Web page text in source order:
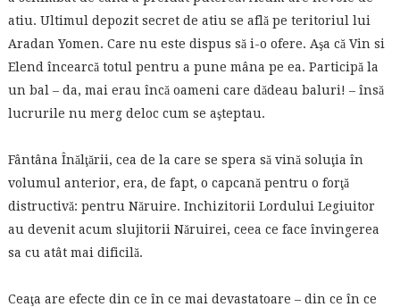
atiu. Ultimul depozit secret de atiu se află pe teritoriul lui
Aradan Yomen. Care nu este dispus să i-o ofere. Aşa că Vin si
Elend încearcă totul pentru a pune mâna pe ea. Participă la
un bal – da, mai erau încă oameni care dădeau baluri! – însă
lucrurile nu merg deloc cum se aşteptau.
Fântâna Înălţării, cea de la care se spera să vină soluţia în
volumul anterior, era, de fapt, o capcană pentru o forţă
distructivă: pentru Năruire. Inchizitorii Lordului Legiuitor
au devenit acum slujitorii Năruirei, ceea ce face învingerea
sa cu atât mai dificilă.
Ceaţa are efecte din ce în ce mai devastatoare – din ce în ce